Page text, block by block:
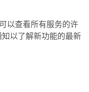
以查看所有服务的许
以了解新功能的最新